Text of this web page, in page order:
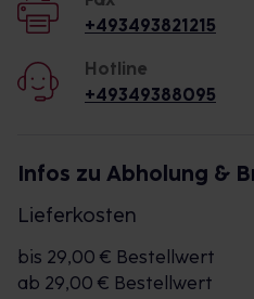
+493493821215
Hotline
+49349388095
Infos zu Abholung &
Lieferkosten
bis 29,00 € Bestellwert
ab 29,00 € Bestellwert